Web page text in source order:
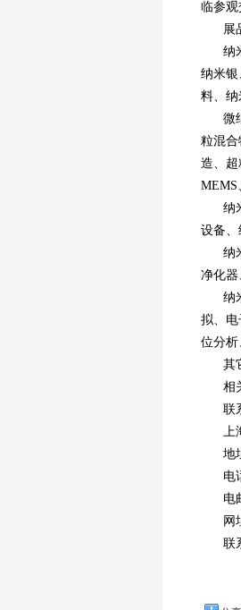
临参观
展
纳
纳米
料、纳
微
粒混合
造、超
MEMS
纳
设备、
纳
净化器
纳
拟、
位分析
其
相
联
上
地
电
电
网
联